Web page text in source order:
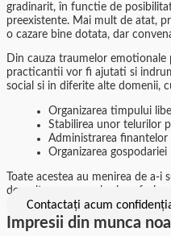
gradinarit, în functie de
preexistente. Mai mult de atat,
o cazare bine dotata, dar
Din cauza traumelor
practicantii vor fi ajutati si
social si in diferite alte domenii,
Organizarea timpului
Stabilirea unor telurilor
Administrarea finantelor
Organizarea gospodariei
Toate acestea au menirea de a-
dezvoltare personala si
Contactați acum
Impresii din munca